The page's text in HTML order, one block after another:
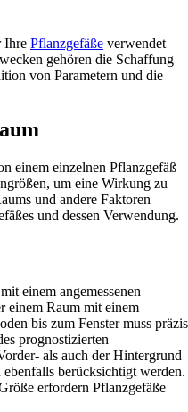
Ihre Pflanzgefäße verwendet
gehören die Schaffung
von Parametern und die
einem einzelnen Pflanzgefäß
um eine Wirkung zu
und andere Faktoren
und dessen Verwendung.
einem angemessenen
einem Raum mit einem
bis zum Fenster muss
prognostizierten
als auch der Hintergrund
berücksichtigt werden.
erfordern Pflanzgefäße